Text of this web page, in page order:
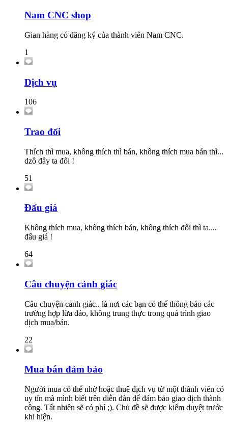
Nam CNC shop
Gian hàng có đăng ký của thành viên Nam CNC.
1
Dịch vụ
106
Trao đổi
Thích thì mua, không thích thì bán, không thích mua bán thì...
dzô đây ta đổi !
51
Đấu giá
Không thích mua, không thích bán, không thích đổi thì ta....
đấu giá !
64
Câu chuyện cảnh giác
Câu chuyện cảnh giác.. là nơi các bạn có thể thông báo các
trường hợp lừa đảo, không trung thực trong quá trình giao
dịch mua/bán.
22
Mua bán đảm bảo
Người mua có thể nhờ hoặc thuê dịch vụ từ một thành viên có
uy tín mà mình biết trên diễn đàn để đảm bảo giao dịch thành
công. Tất nhiên sẽ có phí ;). Chủ đề sẽ được kiểm duyệt trước
khi hiện.